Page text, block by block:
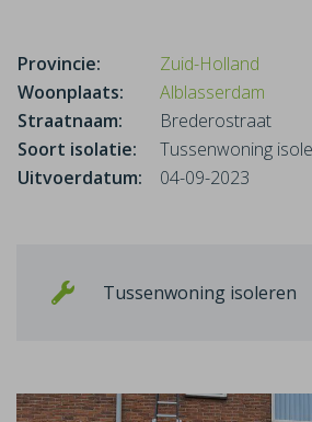
Provincie:
Zuid-Holland
Woonplaats:
Alblasserdam
Straatnaam:
Brederostraat
Soort isolatie:
Tussenwoning
Uitvoerdatum:
04-09-2023
Tussenwoning isoleren